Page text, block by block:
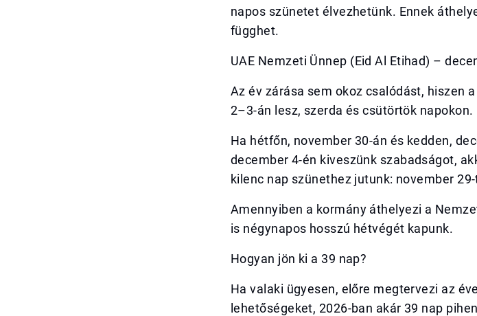
napos szünetet élvezhetünk. Ennek
függhet.
UAE Nemzeti Ünnep (Eid Al Etihad) –
Az év zárása sem okoz csalódást, hiszen
2–3-án lesz, szerda és csütörtök
Ha hétfőn, november 30-án és kedden,
december 4-én kiveszünk szabadságot,
kilenc nap szünethez jutunk: november
Amennyiben a kormány áthelyezi a
is négynapos hosszú hétvégét kapunk.
Hogyan jön ki a 39 nap?
Ha valaki ügyesen, előre megtervezi az
lehetőségeket, 2026-ban akár 39 nap